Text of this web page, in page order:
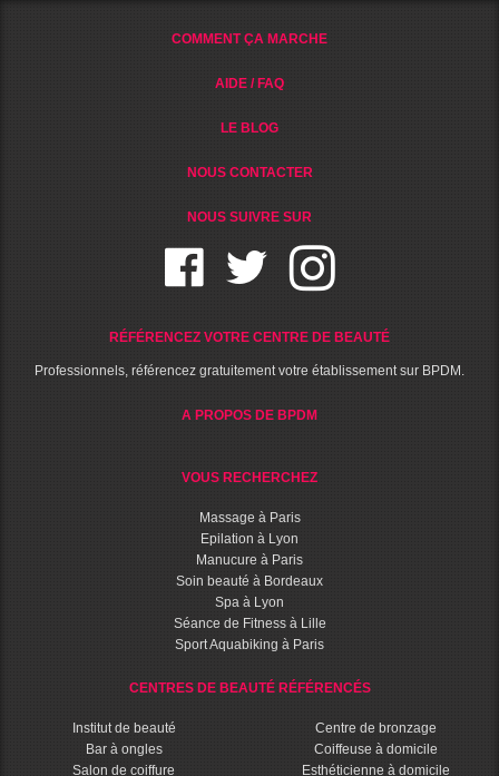
COMMENT ÇA MARCHE
AIDE / FAQ
LE BLOG
NOUS CONTACTER
NOUS SUIVRE SUR
RÉFÉRENCEZ VOTRE CENTRE DE BEAUTÉ
Professionnels, référencez gratuitement votre établissement sur BPDM.
A PROPOS DE BPDM
VOUS RECHERCHEZ
Massage à Paris
Epilation à Lyon
Manucure à Paris
Soin beauté à Bordeaux
Spa à Lyon
Séance de Fitness à Lille
Sport Aquabiking à Paris
CENTRES DE BEAUTÉ RÉFÉRENCÉS
Institut de beauté
Bar à ongles
Salon de coiffure
Centre de bronzage
Coiffeuse à domicile
Esthéticienne à domicile